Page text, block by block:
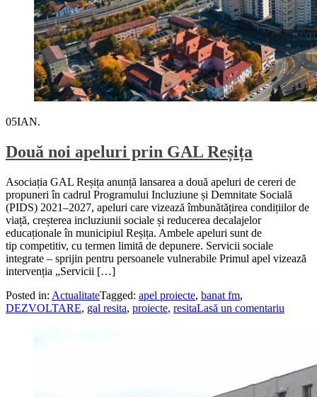
05IAN.
Două noi apeluri prin GAL Reșița
Asociația GAL Reșița anunță lansarea a două apeluri de cereri de
propuneri în cadrul Programului Incluziune și Demnitate Socială
(PIDS) 2021–2027, apeluri care vizează îmbunătățirea condițiilor de
viață, creșterea incluziunii sociale și reducerea decalajelor
educaționale în municipiul Reșița. Ambele apeluri sunt de
tip competitiv, cu termen limită de depunere. Servicii sociale
integrate – sprijin pentru persoanele vulnerabile Primul apel vizează
intervenția „Servicii […]
Posted in: ActualitateTagged: apel proiecte, banat fm,
DEZVOLTARE, gal resita, proiecte, resitaLasă un comentariu